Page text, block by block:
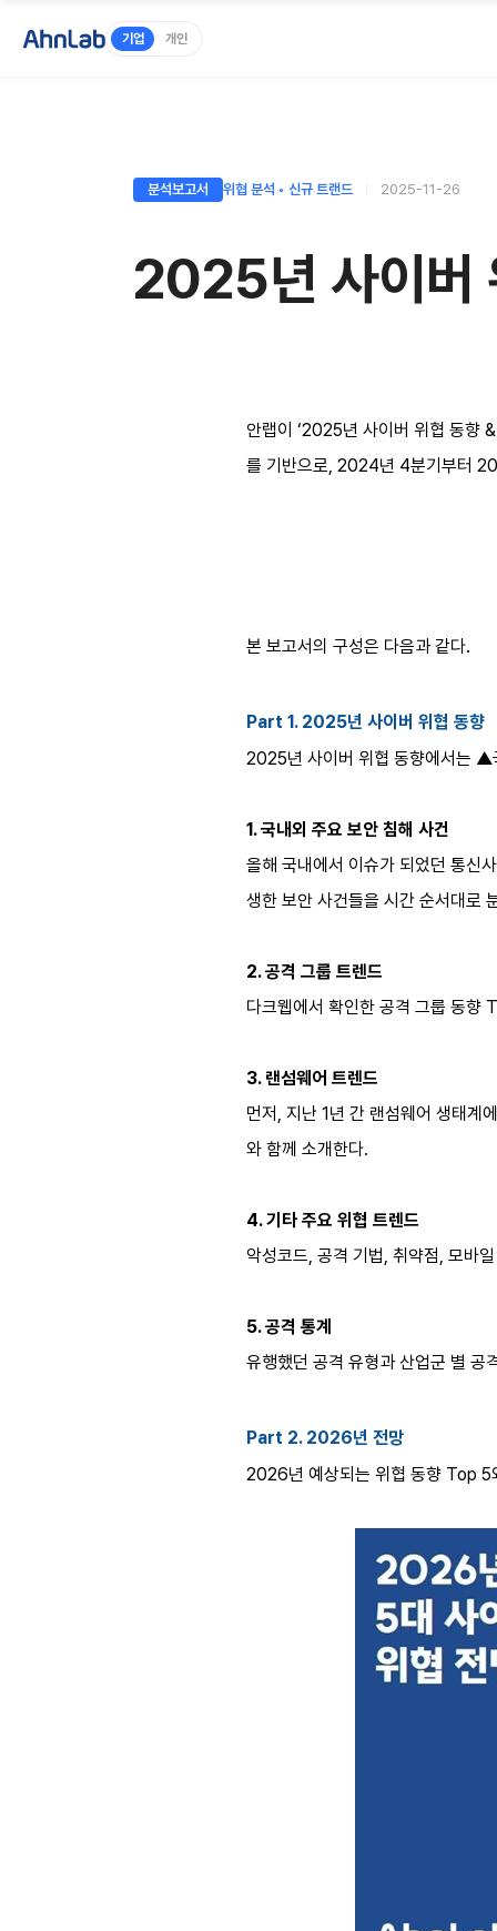
기업 개인
분석보고서 위협 분석 ◦ 신규 트랜드 2025-11-26
2025년 사이버
안랩이 ‘2025년 사이버 위협 동향
를 기반으로, 2024년 4분기부터
본 보고서의 구성은 다음과 같다.
Part 1. 2025년 사이버 위협 동향
2025년 사이버 위협 동향에서는
1. 국내외 주요 보안 침해 사건
올해 국내에서 이슈가 되었던 통신
생한 보안 사건들을 시간 순서대로
2. 공격 그룹 트렌드
다크웹에서 확인한 공격 그룹 동향
3. 랜섬웨어 트렌드
먼저, 지난 1년 간 랜섬웨어 생태계
와 함께 소개한다.
4. 기타 주요 위협 트렌드
악성코드, 공격 기법, 취약점, 모바
5. 공격 통계
유행했던 공격 유형과 산업군 별 공
Part 2. 2026년 전망
2026년 예상되는 위협 동향 Top 5